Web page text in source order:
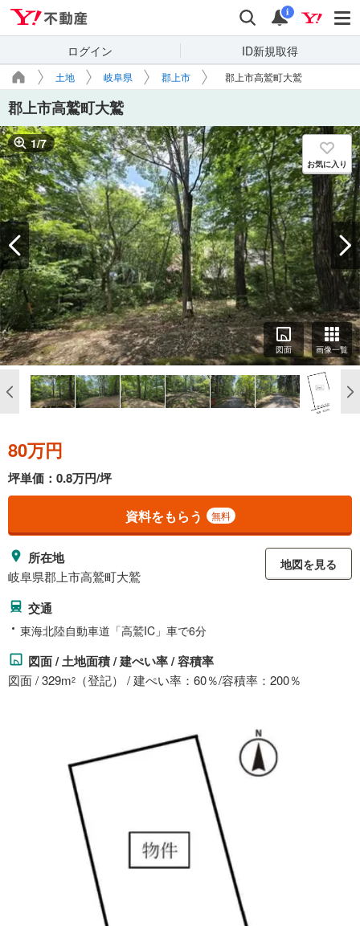
検索 通知
i
ログイン ID新規取得
土地 岐阜県 郡上市 郡上市高鷲町大鷲
郡上市高鷲町大鷲
1/7
お気に入り
図面 画像一覧
80万円
坪単価：0.8万円/坪
資料をもらう 無料
所在地
岐阜県郡上市高鷲町大鷲
地図を見る
交通
東海北陸自動車道「高鷲IC」車で6分
図面 / 土地面積 / 建ぺい率 / 容積率
図面 / 329m2 （登記） / 建ぺい率：60％/容積率：200％